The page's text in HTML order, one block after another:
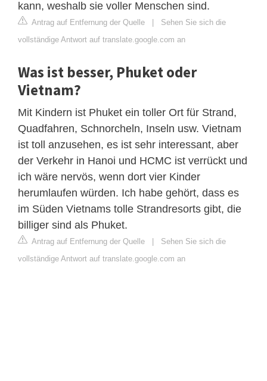
kann, weshalb sie voller Menschen sind.
Antrag auf Entfernung der Quelle | Sehen Sie sich die
vollständige Antwort auf translate.google.com an
Was ist besser, Phuket oder
Vietnam?
Mit Kindern ist Phuket ein toller Ort für Strand,
Quadfahren, Schnorcheln, Inseln usw. Vietnam
ist toll anzusehen, es ist sehr interessant, aber
der Verkehr in Hanoi und HCMC ist verrückt und
ich wäre nervös, wenn dort vier Kinder
herumlaufen würden. Ich habe gehört, dass es
im Süden Vietnams tolle Strandresorts gibt, die
billiger sind als Phuket.
Antrag auf Entfernung der Quelle | Sehen Sie sich die
vollständige Antwort auf translate.google.com an